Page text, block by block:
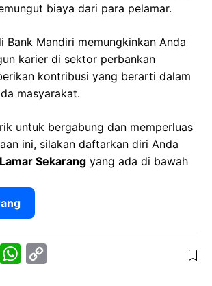
biaya dari para pelamar.
Bank Mandiri memungkinkan Anda
karier di sektor perbankan
kontribusi yang berarti dalam
masyarakat.
untuk bergabung dan memperluas
ini, silakan daftarkan diri Anda
Lamar Sekarang yang ada di bawah
W